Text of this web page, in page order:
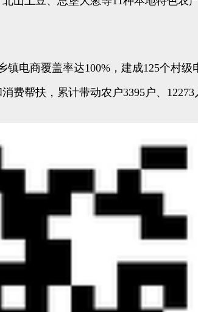
商覆盖率达100%，建成125个村级
帮扶，累计带动农户3395户、12273